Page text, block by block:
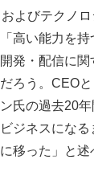
よびテクノ
高い能力を
発・配信に
ろう。CEO
氏の過去20
ジネスにな
移った」と